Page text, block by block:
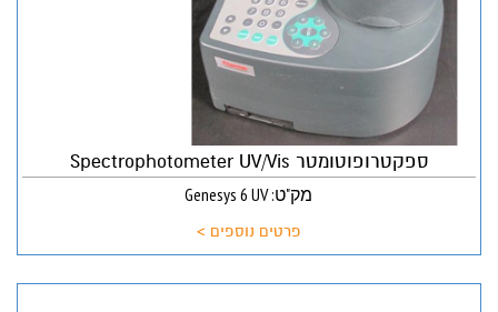
ספקטרופוטומטר Spectrophotometer UV/Vis
מק"ט: Genesys 6 UV
פרטים נוספים >